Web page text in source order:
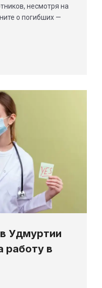
несмотря на
о погибших —
Удмуртии
работу в